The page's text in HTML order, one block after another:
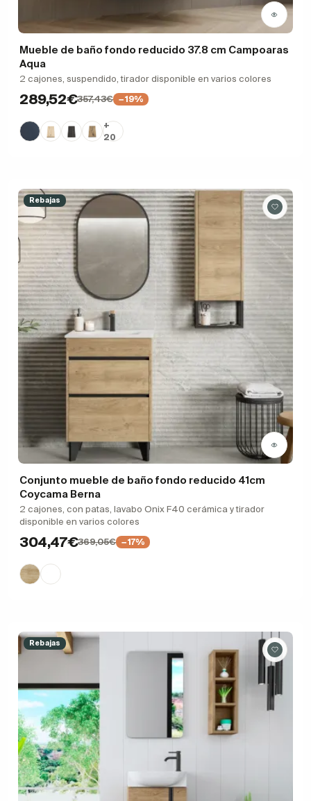
Mueble de baño fondo reducido 37.8 cm Campoaras
Aqua
2 cajones, suspendido, tirador disponible en varios colores
289,52€357,43€ −19%
+
20
Rebajas
Conjunto mueble de baño fondo reducido 41cm
Coycama Berna
2 cajones, con patas, lavabo Onix F40 cerámica y tirador
disponible en varios colores
304,47€369,05€ −17%
Rebajas